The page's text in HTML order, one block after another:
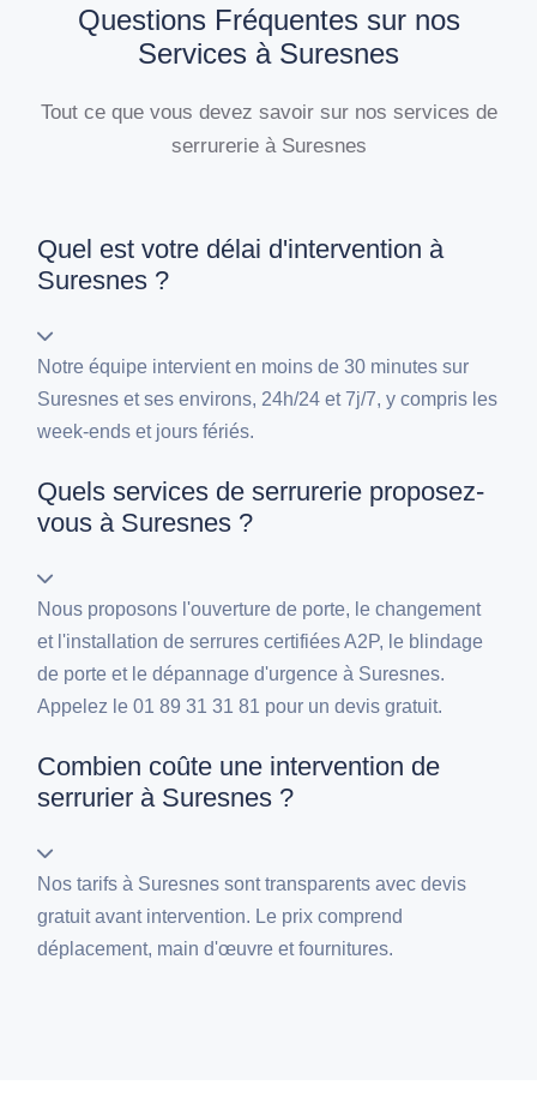
Questions Fréquentes sur nos
Services à Suresnes
Tout ce que vous devez savoir sur nos services de
serrurerie à Suresnes
Quel est votre délai d'intervention à
Suresnes ?
Notre équipe intervient en moins de 30 minutes sur
Suresnes et ses environs, 24h/24 et 7j/7, y compris les
week-ends et jours fériés.
Quels services de serrurerie proposez-
vous à Suresnes ?
Nous proposons l'ouverture de porte, le changement
et l'installation de serrures certifiées A2P, le blindage
de porte et le dépannage d'urgence à Suresnes.
Appelez le 01 89 31 31 81 pour un devis gratuit.
Combien coûte une intervention de
serrurier à Suresnes ?
Nos tarifs à Suresnes sont transparents avec devis
gratuit avant intervention. Le prix comprend
déplacement, main d'œuvre et fournitures.